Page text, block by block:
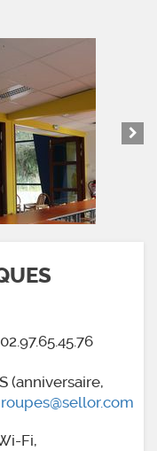
(anniversaire,
Fi,